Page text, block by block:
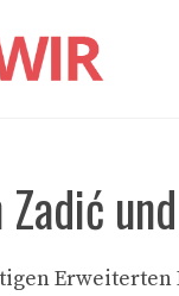
Zadić
Erweiterten